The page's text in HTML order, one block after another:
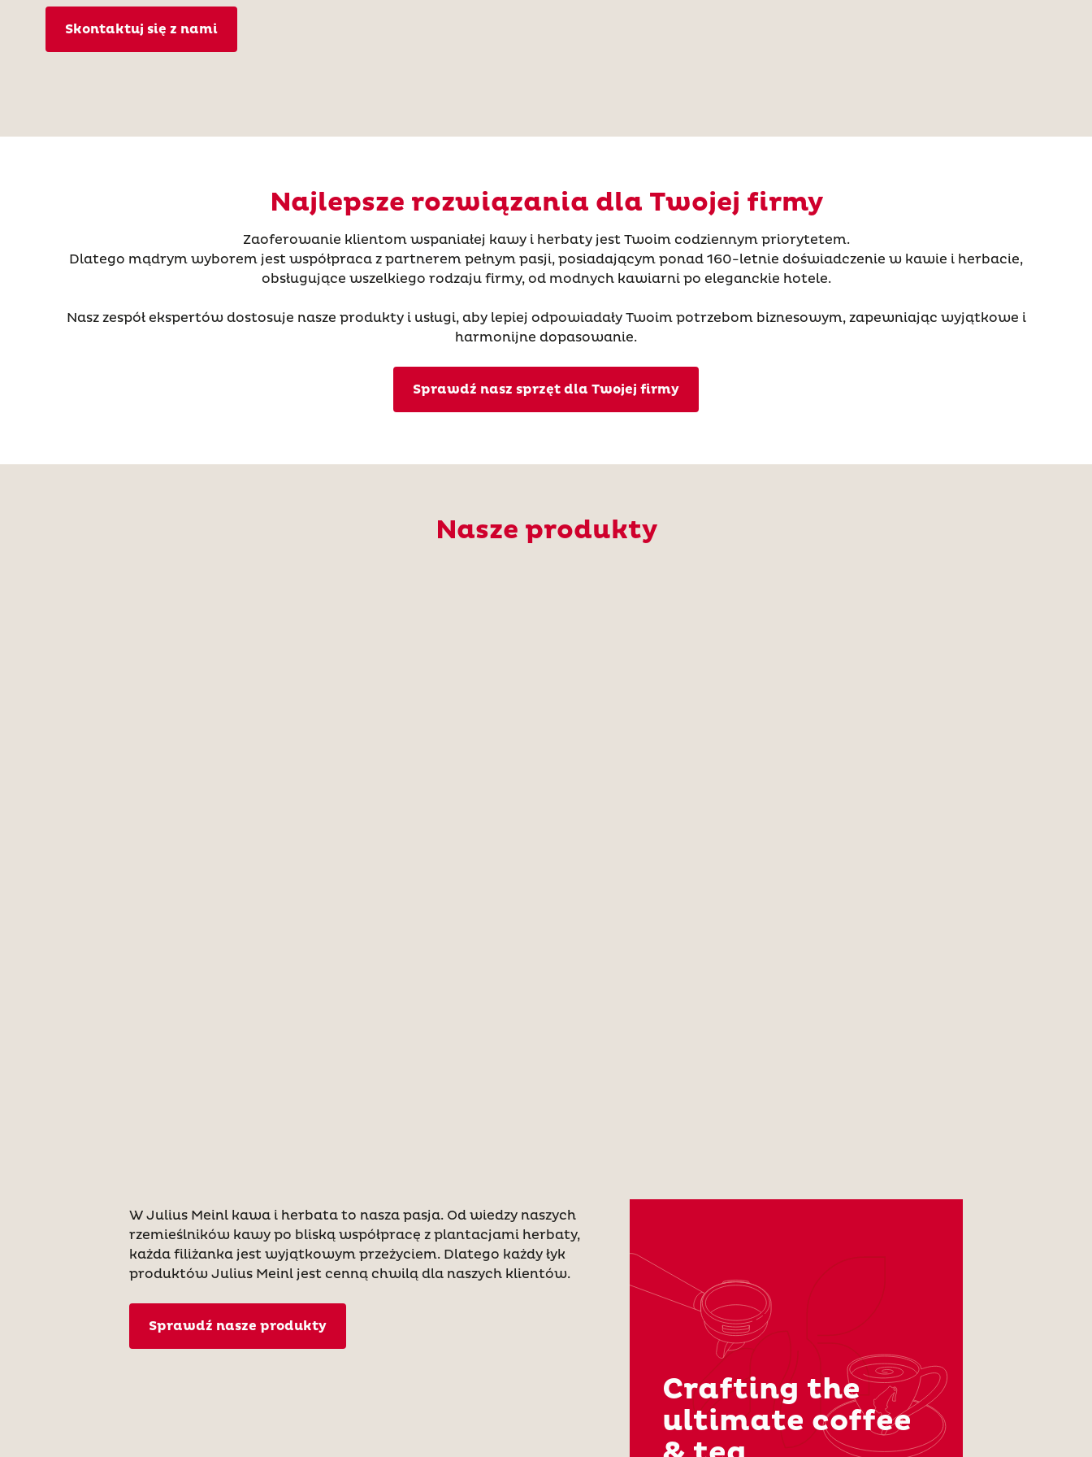
Skontaktuj się z nami
Najlepsze rozwiązania dla Twojej firmy
Zaoferowanie klientom wspaniałej kawy i herbaty jest Twoim codziennym priorytetem.
Dlatego mądrym wyborem jest współpraca z partnerem pełnym pasji, posiadającym ponad 160-letnie doświadczenie w kawie i herbacie,
obsługujące wszelkiego rodzaju firmy, od modnych kawiarni po eleganckie hotele.
Nasz zespół ekspertów dostosuje nasze produkty i usługi, aby lepiej odpowiadały Twoim potrzebom biznesowym, zapewniając wyjątkowe i
harmonijne dopasowanie.
Sprawdź nasz sprzęt dla Twojej firmy
Nasze produkty
W Julius Meinl kawa i herbata to nasza pasja. Od wiedzy naszych
rzemieślników kawy po bliską współpracę z plantacjami herbaty,
każda filiżanka jest wyjątkowym przeżyciem. Dlatego każdy łyk
produktów Julius Meinl jest cenną chwilą dla naszych klientów.
Sprawdź nasze produkty
Crafting the
ultimate coffee